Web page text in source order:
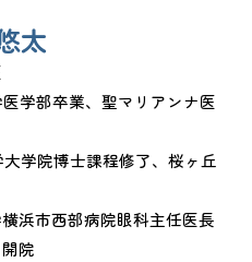
太
学部卒業、聖マリアンナ医
学院博士課程修了、桜ヶ丘
浜市西部病院眼科主任医長
院